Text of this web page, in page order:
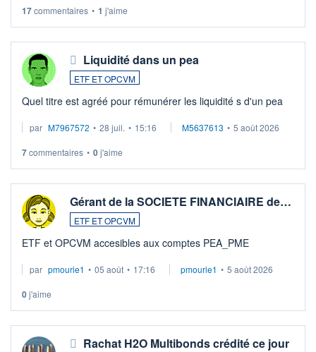
17commentaires • 1 j'aime
Liquidité dans un pea
ETF ET OPCVM
Quel titre est agréé pour rémunérer les liquidité s d'un pea
par M7967572 • 28 juil. • 15:16 M5637613 • 5 août 2026
7commentaires • 0j'aime
Gérant de la SOCIETE FINANCIAIRE de…
ETF ET OPCVM
ETF et OPCVM accesibles aux comptes PEA_PME
par pmourie1 • 05 août • 17:16 pmourie1 • 5 août 2026
0j'aime
Rachat H2O Multibonds crédité ce jour